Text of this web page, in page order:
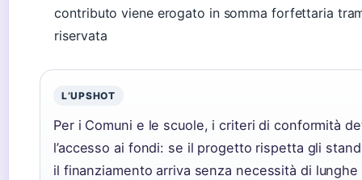
contributo viene erogato in somma forfettaria
riservata
L’UPSHOT
Per i Comuni e le scuole, i criteri di conformità
l’accesso ai fondi: se il progetto rispetta gli
il finanziamento arriva senza necessità di lunghe